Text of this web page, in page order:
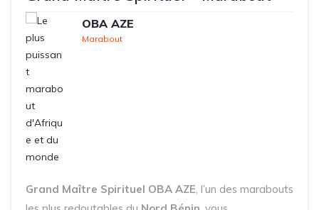
OBA AZE
Marabout
Grand Maître Spirituel OBA AZE, l’un des marabouts